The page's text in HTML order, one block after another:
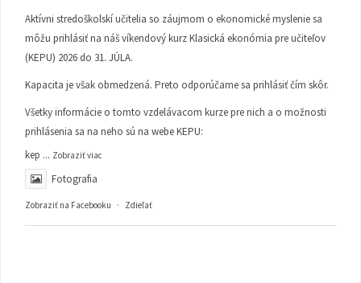
Aktívni stredoškolskí učitelia so záujmom o ekonomické myslenie sa
môžu prihlásiť na náš víkendový kurz Klasická ekonómia pre učiteľov
(KEPU) 2026 do 31. JÚLA.
Kapacita je však obmedzená. Preto odporúčame sa prihlásiť čím skôr.
Všetky informácie o tomto vzdelávacom kurze pre nich a o možnosti
prihlásenia sa na neho sú na webe KEPU:
kep ... Zobraziť viac
Fotografia
Zobraziť na Facebooku · Zdieľať